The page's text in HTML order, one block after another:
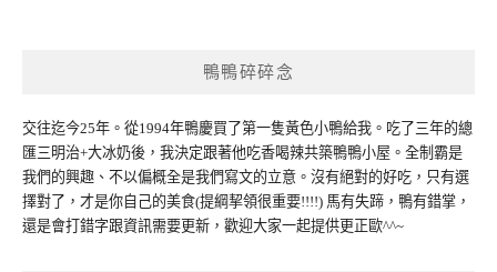
鴨鴨碎碎念
交往迄今25年。從1994年鴨慶買了第一隻黃色小鴨給我。吃了三年的總
匯三明治+大冰奶後，我決定跟著他吃香喝辣共築鴨鴨小屋。全制霸是
我們的興趣、不以偏概全是我們寫文的立意。沒有絕對的好吃，只有選
擇對了，才是你自己的美食(提綱挈領很重要!!!!) 馬有失蹄，鴨有錯掌，
還是會打錯字跟資訊需要更新，歡迎大家一起提供更正歐^^~